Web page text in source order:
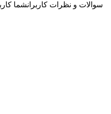
سوالات و نظرات کاربرانشما